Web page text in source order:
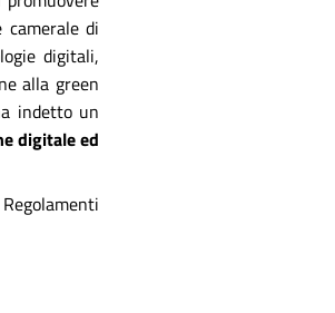
camerale di
digitali,
alla green
indetto un
digitale ed